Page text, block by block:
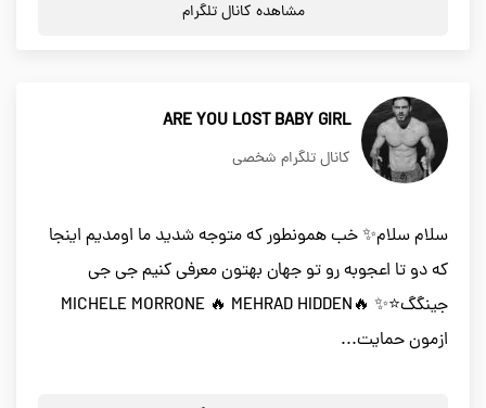
مشاهده کانال تلگرام
ARE YOU LOST BABY GIRL
کانال تلگرام شخصی
سلام سلام✨ خب همونطور که متوجه شدید ما اومدیم اینجا
که دو تا اعجوبه رو تو جهان بهتون معرفی کنیم جی جی
جینگگ⭐️✨ 🔥MICHELE MORRONE 🔥 MEHRAD HIDDEN
ازمون حمایت...